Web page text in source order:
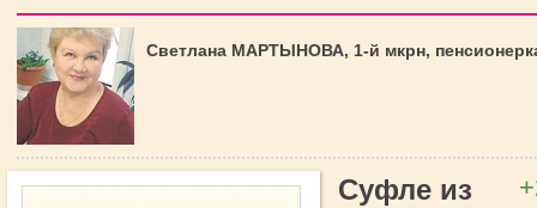
Светлана МАРТЫНОВА, 1-й мкрн,
Суфле из